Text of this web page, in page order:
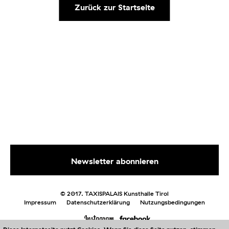
Zurück zur Startseite
© 2017. TAXISPALAIS Kunsthalle Tirol
Impressum
Datenschutzerklärung Nutzungsbedingungen